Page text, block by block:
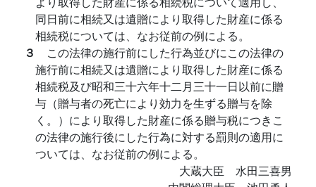
同日前に相続又は遺贈により取得した財産に係る
相続税については、なお従前の例による。
３ この法律の施行前にした行為並びにこの法律の
施行前に相続又は遺贈により取得した財産に係る
相続税及び昭和三十六年十二月三十一日以前に贈
与（贈与者の死亡により効力を生ずる贈与を除
く。）により取得した財産に係る贈与税につきこ
の法律の施行後にした行為に対する罰則の適用に
ついては、なお従前の例による。
大蔵大臣 水田三喜男